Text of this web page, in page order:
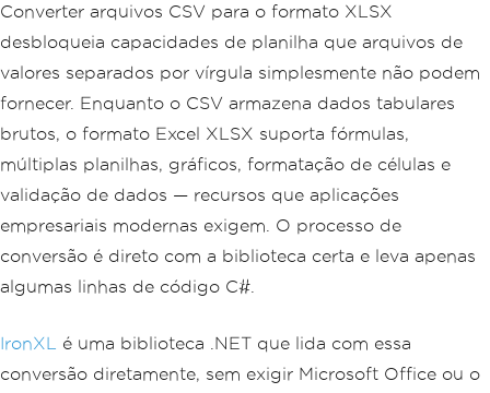
Converter arquivos CSV para o formato XLSX
desbloqueia capacidades de planilha que arquivos de
valores separados por vírgula simplesmente não podem
fornecer. Enquanto o CSV armazena dados tabulares
brutos, o formato Excel XLSX suporta fórmulas,
múltiplas planilhas, gráficos, formatação de células e
validação de dados — recursos que aplicações
empresariais modernas exigem. O processo de
conversão é direto com a biblioteca certa e leva apenas
algumas linhas de código C#.
IronXL
é uma biblioteca .NET que lida com essa
conversão diretamente, sem exigir Microsoft Office ou o